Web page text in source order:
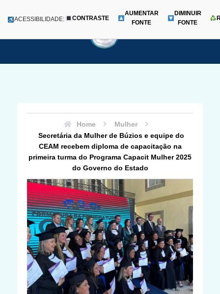
para
Menu
ACESSIBILIDADE: CONTRASTE
AUMENTAR
FONTE
DIMINUIR
FONTE
Home
Mulher
Secretária da Mulher de Búzios e equipe do
CEAM recebem diploma de capacitação na
primeira turma do Programa Capacit Mulher 2025
do Governo do Estado